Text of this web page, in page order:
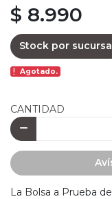
$ 8.990
Stock por sucursal
Agotado.
CANTIDAD
La Bolsa a Prueba